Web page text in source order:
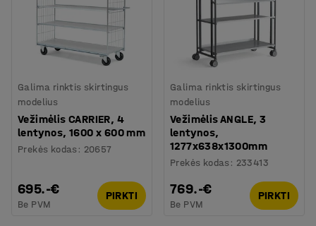
Galima rinktis skirtingus
modelius
Vežimėlis CARRIER, 4
lentynos, 1600 x 600 mm
Prekės kodas : 20657
695.-€
Be PVM
PIRKTI
Galima rinktis skirtingus
modelius
Vežimėlis ANGLE, 3
lentynos,
1277x638x1300mm
Prekės kodas : 233413
769.-€
Be PVM
PIRKTI